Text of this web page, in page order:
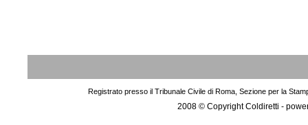
Registrato presso il Tribunale Civile di Roma, Sezione per la
2008 © Copyright Coldiretti -